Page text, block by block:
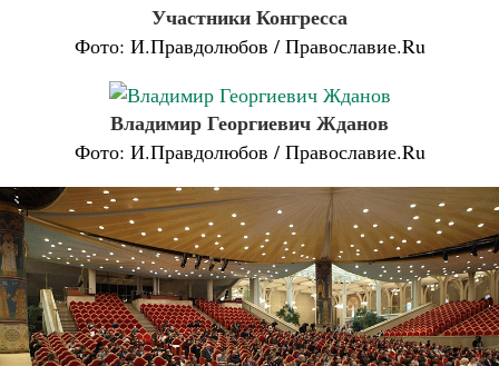
Участники Конгресса
Фото: И.Правдолюбов / Православие.Ru
Владимир Георгиевич Жданов
Фото: И.Правдолюбов / Православие.Ru